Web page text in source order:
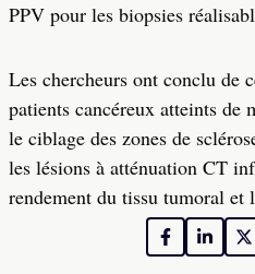
PPV pour les biopsies
Les chercheurs ont conclu de
patients cancéreux atteints de
le ciblage des zones de
les lésions à atténuation CT
rendement du tissu tumoral